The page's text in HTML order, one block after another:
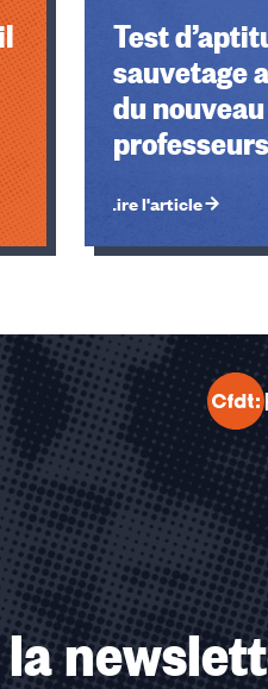
Test
sauvetage
du
professeurs
Lire l'article
la